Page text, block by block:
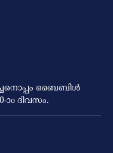
ബൈബിൾ
ാo ദിവസം.